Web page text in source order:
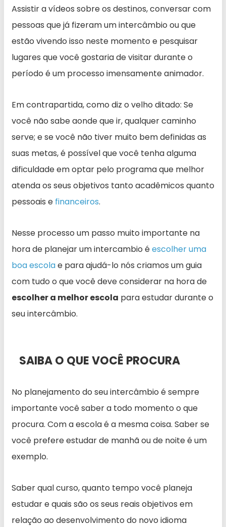
Assistir a vídeos sobre os destinos, conversar com
pessoas que já fizeram um intercâmbio ou que
estão vivendo isso neste momento e pesquisar
lugares que você gostaria de visitar durante o
período é um processo imensamente animador.
Em contrapartida, como diz o velho ditado: Se
você não sabe aonde que ir, qualquer caminho
serve; e se você não tiver muito bem definidas as
suas metas, é possível que você tenha alguma
dificuldade em optar pelo programa que melhor
atenda os seus objetivos tanto acadêmicos quanto
pessoais e financeiros.
Nesse processo um passo muito importante na
hora de planejar um intercambio éescolher uma
boa escolae para ajudá-lo nós criamos um guia
com tudo o que você deve considerar na hora de
escolher a melhor escola para estudar durante o
seu intercâmbio.
SAIBA O QUE VOCÊ PROCURA
No planejamento do seu intercâmbio é sempre
importante você saber a todo momento o que
procura. Com a escola é a mesma coisa. Saber se
você prefere estudar de manhã ou de noite é um
exemplo.
Saber qual curso, quanto tempo você planeja
estudar e quais são os seus reais objetivos em
relação ao desenvolvimento do novo idioma